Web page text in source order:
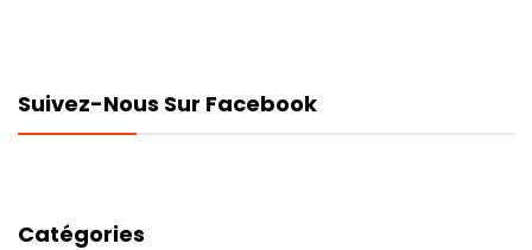
Suivez-Nous Sur Facebook
Catégories